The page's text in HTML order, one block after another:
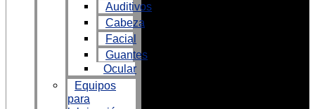
Auditivos
Cabeza
Facial
Guantes
Ocular
Equipos
para